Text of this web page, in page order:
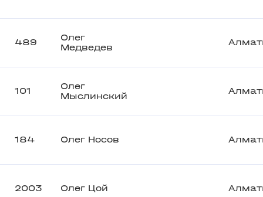
489
Олег
Медведев
101
Олег
Мыслинский
184 Олег Носов
2003 Олег Цой